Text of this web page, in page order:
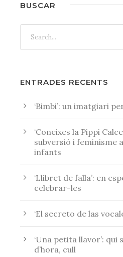
BUSCAR
ENTRADES RECENTS
‘Bimbi’: un imatgiari
‘Coneixes la Pippi
subversió i feminisme
infants
‘Llibret de falla’: en
celebrar-les
‘El secreto de las
‘Una petita llavor’: qui
d’hora, cull